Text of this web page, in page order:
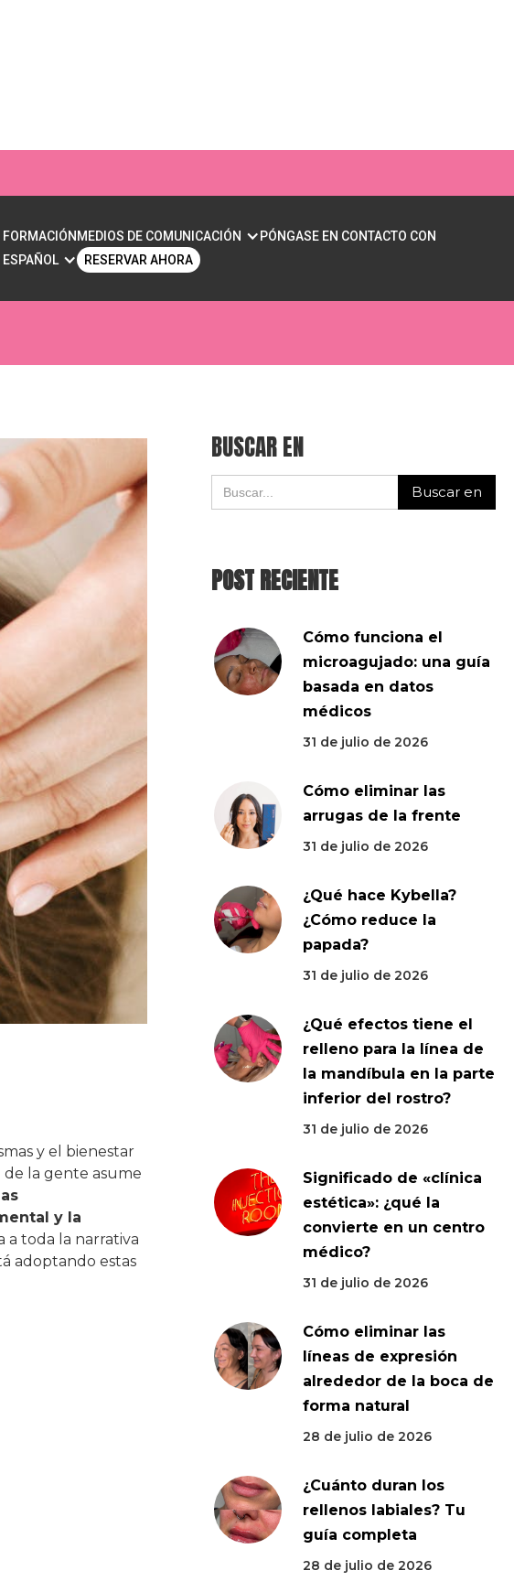
FORMACIÓNMEDIOS DE COMUNICACIÓN
PÓNGASE EN CONTACTO CON
ESPAÑOL
RESERVAR AHORA SU IMPACTO
y el bienestar
de la gente asume
y la
a toda la narrativa
adoptando estas
BUSCAR EN
POST RECIENTE
Cómo funciona el
microagujado: una guía
basada en datos
médicos
31 de julio de 2026
Cómo eliminar las
arrugas de la frente
31 de julio de 2026
¿Qué hace Kybella?
¿Cómo reduce la
papada?
31 de julio de 2026
¿Qué efectos tiene el
relleno para la línea de
la mandíbula en la parte
inferior del rostro?
31 de julio de 2026
Significado de «clínica
estética»: ¿qué la
convierte en un centro
médico?
31 de julio de 2026
Cómo eliminar las
líneas de expresión
alrededor de la boca de
forma natural
28 de julio de 2026
¿Cuánto duran los
rellenos labiales? Tu
guía completa
28 de julio de 2026